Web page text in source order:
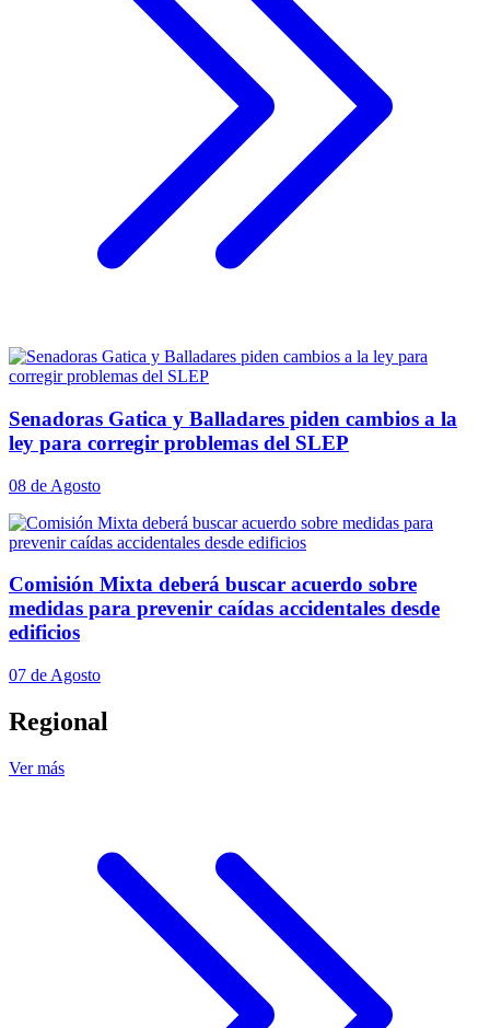
Senadoras Gatica y Balladares piden cambios a la
ley para corregir problemas del SLEP
08 de Agosto
Comisión Mixta deberá buscar acuerdo sobre
medidas para prevenir caídas accidentales desde
edificios
07 de Agosto
Regional
Ver más